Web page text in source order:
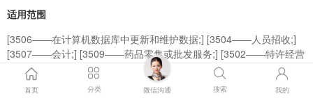
适用范围
[3506——在计算机数据库中更新和维护数据;] [3504——人员招收;]
[3507——会计;] [3509——药品零售或批发服务;] [3502——特许经营
的商业管理;] [3503——为商品和服务的买卖双方提供在线市场;]
[3503——替他人推销;] [3503——替他人采购（替其他企业购买商品
首页 分类 微信沟通 搜索 我的